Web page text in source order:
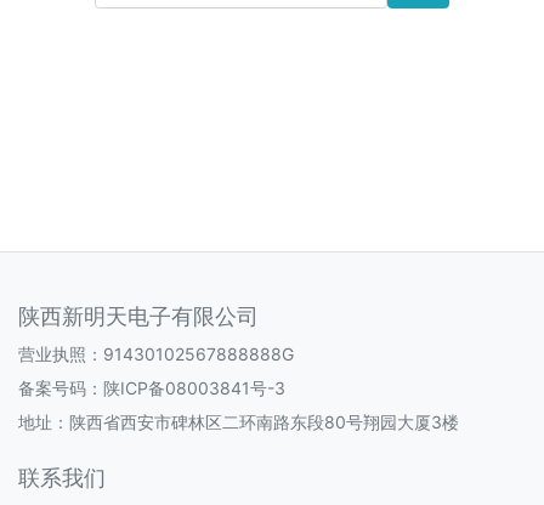
陕西新明天电子有限公司
营业执照：91430102567888888G
备案号码： 陕ICP备08003841号-3
地址：陕西省西安市碑林区二环南路东段80号翔园大厦3楼
联系我们